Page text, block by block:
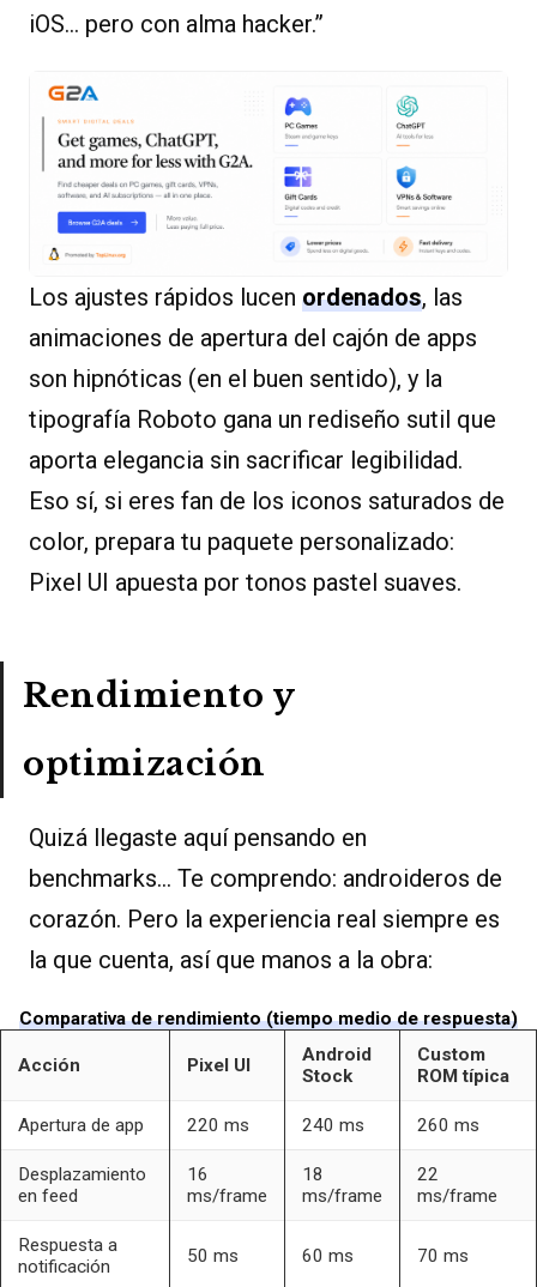
iOS… pero con alma hacker.”
Los ajustes rápidos lucen ordenados, las
animaciones de apertura del cajón de apps
son hipnóticas (en el buen sentido), y la
tipografía Roboto gana un rediseño sutil que
aporta elegancia sin sacrificar legibilidad.
Eso sí, si eres fan de los iconos saturados de
color, prepara tu paquete personalizado:
Pixel UI apuesta por tonos pastel suaves.
Rendimiento y
optimización
Quizá llegaste aquí pensando en
benchmarks… Te comprendo: androideros de
corazón. Pero la experiencia real siempre es
la que cuenta, así que manos a la obra:
Comparativa de rendimiento (tiempo medio de respuesta)
Acción Pixel UI
Android
Stock
Custom
ROM típica
Apertura de app 220 ms 240 ms 260 ms
Desplazamiento
en feed
16
ms/frame
18
ms/frame
22
ms/frame
Respuesta a
notificación
50 ms 60 ms 70 ms